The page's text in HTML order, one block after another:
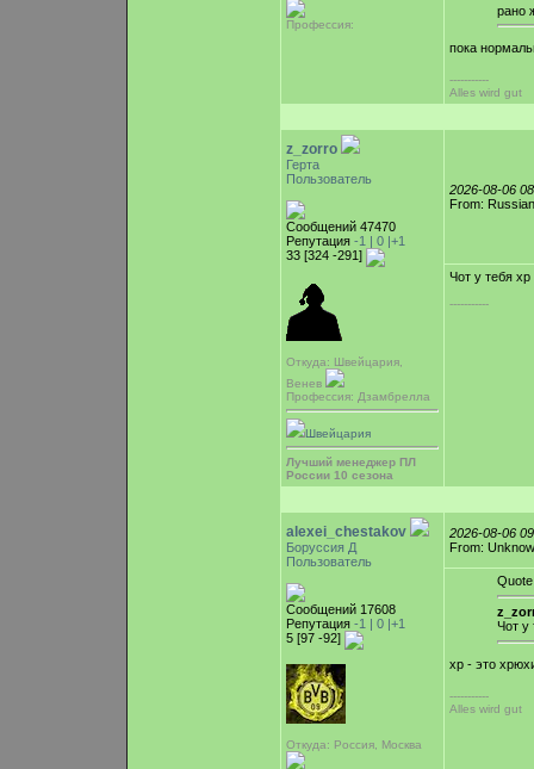
Профессия:
рано
пока
-----------
Alles wird gut
z_zorro
Герта
Пользователь
Сообщений 47470
Репутация -1 | 0 |+1
33 [324 -291]
Откуда: Швейцария,
Венев
Профессия: Дзамбрелла
Швейцария
Лучший менеджер ПЛ
России 10 сезона
2026-08-06
From:
Чот у тебя
-----------
alexei_chestakov
Боруссия Д
Пользователь
Сообщений 17608
Репутация -1 | 0 |+1
5 [97 -92]
Откуда: Россия, Москва
2026-08-06
From:
Quote
Чот у
хр - это
-----------
Alles wird gut